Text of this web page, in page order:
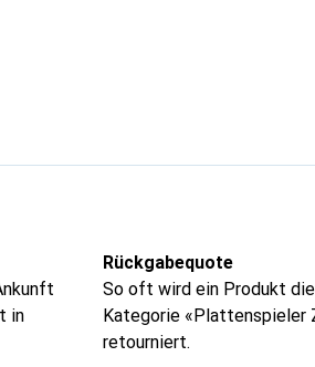
in
Rückgabequote
So oft wird ein Produkt
Kategorie «Plattenspieler
retourniert.